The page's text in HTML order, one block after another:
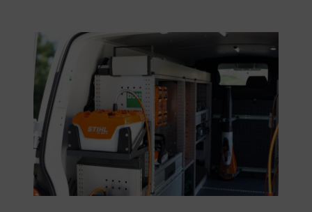
Dank bott vario3 wird das Fahrzeug zur mobilen Werkstatt .